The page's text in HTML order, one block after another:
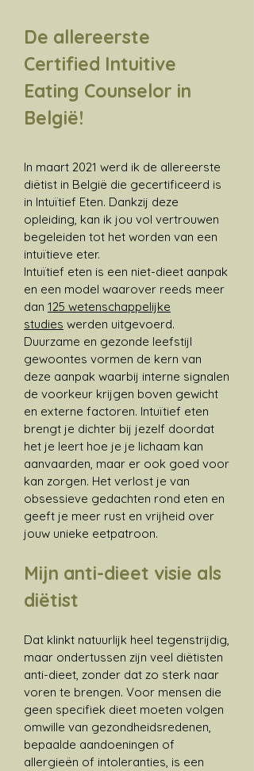
De allereerste
Certified Intuitive
Eating Counselor in
België!
In maart 2021 werd ik de allereerste
diëtist in België die gecertificeerd is
in Intuïtief Eten. Dankzij deze
opleiding, kan ik jou vol vertrouwen
begeleiden tot het worden van een
intuïtieve eter.
Intuïtief eten is een niet-dieet aanpak
en een model waarover reeds meer
dan 125 wetenschappelijke
studies werden uitgevoerd.
Duurzame en gezonde leefstijl
gewoontes vormen de kern van
deze aanpak waarbij interne signalen
de voorkeur krijgen boven gewicht
en externe factoren. Intuïtief eten
brengt je dichter bij jezelf doordat
het je leert hoe je je lichaam kan
aanvaarden, maar er ook goed voor
kan zorgen. Het verlost je van
obsessieve gedachten rond eten en
geeft je meer rust en vrijheid over
jouw unieke eetpatroon.
Mijn anti-dieet visie als
diëtist
Dat klinkt natuurlijk heel tegenstrijdig,
maar ondertussen zijn veel diëtisten
anti-dieet, zonder dat zo sterk naar
voren te brengen. Voor mensen die
geen specifiek dieet moeten volgen
omwille van gezondheidsredenen,
bepaalde aandoeningen of
allergieën of intoleranties, is een